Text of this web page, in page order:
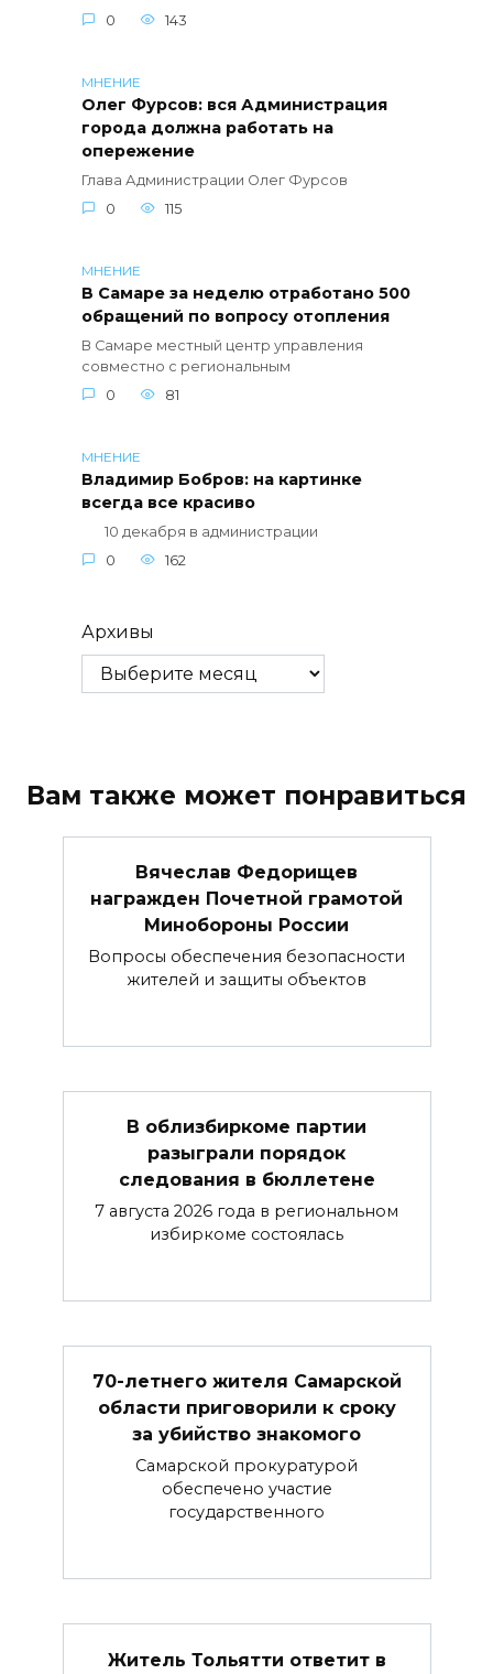
0
143
МНЕНИЕ
Олег Фурсов: вся Администрация
города должна работать на
опережение
Глава Администрации Олег Фурсов
0
115
МНЕНИЕ
В Самаре за неделю отработано 500
обращений по вопросу отопления
В Самаре местный центр управления
совместно с региональным
0
81
МНЕНИЕ
Владимир Бобров: на картинке
всегда все красиво
10 декабря в администрации
0
162
Архивы
Вам также может понравиться
Вячеслав Федорищев
награжден Почетной грамотой
Минобороны России
Вопросы обеспечения безопасности
жителей и защиты объектов
В облизбиркоме партии
разыграли порядок
следования в бюллетене
7 августа 2026 года в региональном
избиркоме состоялась
70-летнего жителя Самарской
области приговорили к сроку
за убийство знакомого
Самарской прокуратурой
обеспечено участие
государственного
Житель Тольятти ответит в